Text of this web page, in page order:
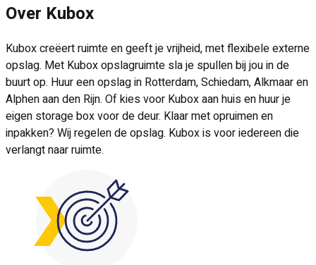
Over Kubox
Kubox creëert ruimte en geeft je vrijheid, met flexibele externe
opslag. Met Kubox opslagruimte sla je spullen bij jou in de
buurt op. Huur een opslag in Rotterdam, Schiedam, Alkmaar en
Alphen aan den Rijn. Of kies voor Kubox aan huis en huur je
eigen storage box voor de deur. Klaar met opruimen en
inpakken? Wij regelen de opslag. Kubox is voor iedereen die
verlangt naar ruimte.